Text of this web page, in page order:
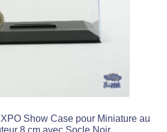
Show Case pour Miniature au
8 cm avec Socle Noir